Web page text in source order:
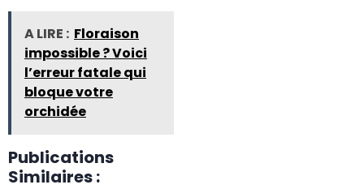
A LIRE : Floraison
impossible ? Voici
l’erreur fatale qui
bloque votre
orchidée
Publications
Similaires :